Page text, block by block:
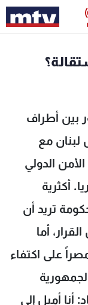
بين أطراف
لبنان مع
الدولي
أكثرية
تريد أن
أما
على اكتفاء
أميل إلى